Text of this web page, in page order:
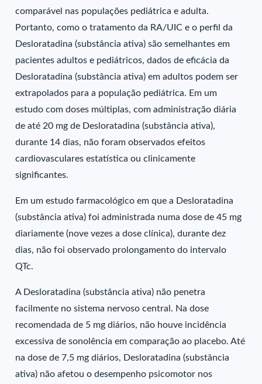
comparável nas populações pediátrica e adulta.
Portanto, como o tratamento da RA/UIC e o perfil da
Desloratadina (substância ativa) são semelhantes em
pacientes adultos e pediátricos, dados de eficácia da
Desloratadina (substância ativa) em adultos podem ser
extrapolados para a população pediátrica. Em um
estudo com doses múltiplas, com administração diária
de até 20 mg de Desloratadina (substância ativa),
durante 14 dias, não foram observados efeitos
cardiovasculares estatística ou clinicamente
significantes.
Em um estudo farmacológico em que a Desloratadina
(substância ativa) foi administrada numa dose de 45 mg
diariamente (nove vezes a dose clínica), durante dez
dias, não foi observado prolongamento do intervalo
QTc.
A Desloratadina (substância ativa) não penetra
facilmente no sistema nervoso central. Na dose
recomendada de 5 mg diários, não houve incidência
excessiva de sonolência em comparação ao placebo. Até
na dose de 7,5 mg diários, Desloratadina (substância
ativa) não afetou o desempenho psicomotor nos